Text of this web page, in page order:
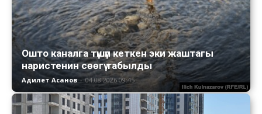
Ошто каналга түшүп кеткен эки жаштагы
наристенин сөөгү табылды
Адилет Асанов - 04.08.2026 09:45